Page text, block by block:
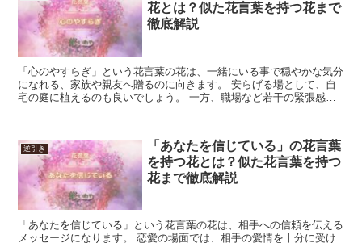
花とは？似た花言葉を持つ花まで
徹底解説
「心のやすらぎ」という花言葉の花は、一緒にいる事で穏やかな気分
になれる、家族や親友へ贈るのに向きます。 安らげる場として、自
宅の庭に植えるのも良いでしょう。 一方、職場など若干の緊張感が
逆引き
「あなたを信じている」の花言葉
を持つ花とは？似た花言葉を持つ
花まで徹底解説
「あなたを信じている」という花言葉の花は、相手への信頼を伝える
メッセージになります。 恋愛の場面では、相手の愛情を十分に受け